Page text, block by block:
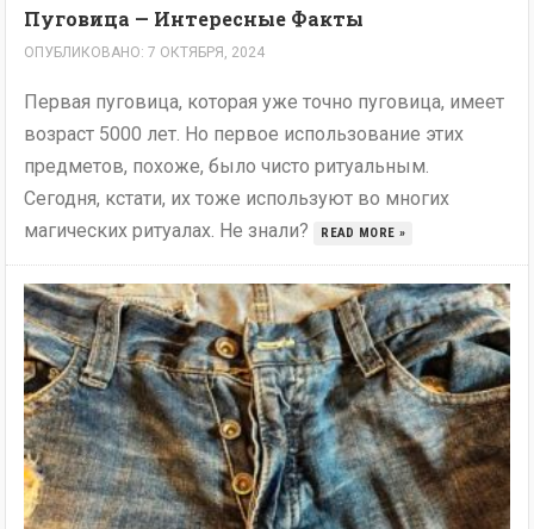
Пуговица — Интересные Факты
ОПУБЛИКОВАНО: 7 ОКТЯБРЯ, 2024
Первая пуговица, которая уже точно пуговица, имеет
возраст 5000 лет. Но первое использование этих
предметов, похоже, было чисто ритуальным.
Сегодня, кстати, их тоже используют во многих
магических ритуалах. Не знали?
READ MORE »